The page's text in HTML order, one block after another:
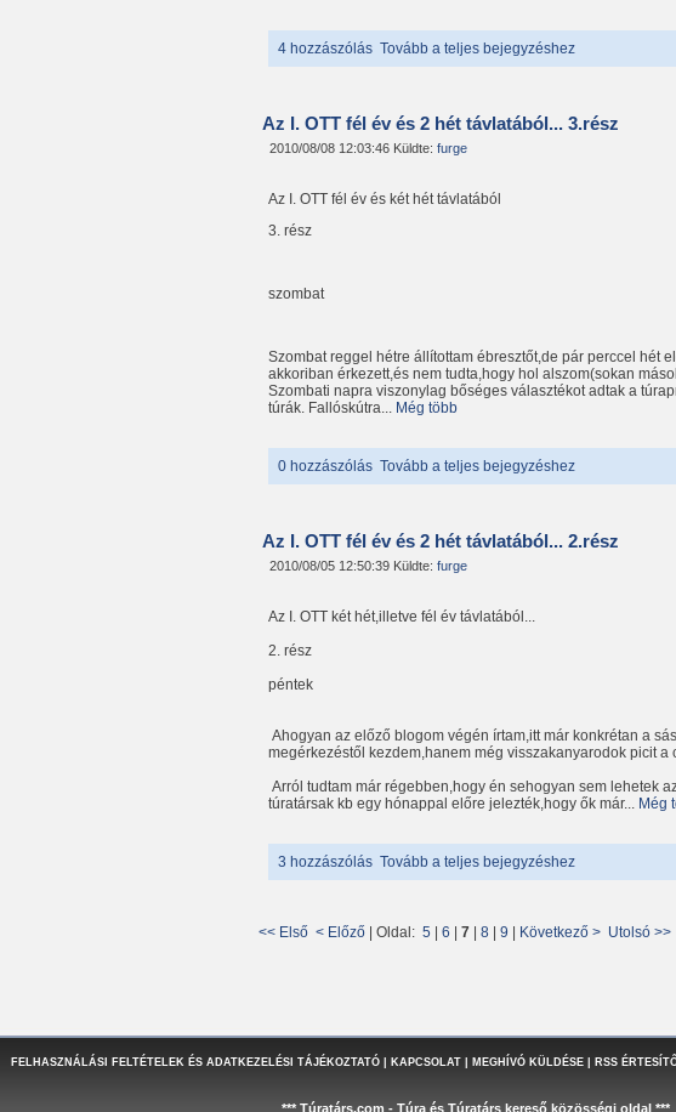
4 hozzászólás Tovább a teljes bejegyzéshez
Az I. OTT fél év és 2 hét távlatából... 3.rész
2010/08/08 12:03:46 Küldte: furge
Az I. OTT fél év és két hét távlatából
3. rész
szombat
Szombat reggel hétre állítottam ébresztőt,de pár perccel hét
akkoriban érkezett,és nem tudta,hogy hol alszom(sokan
Szombati napra viszonylag bőséges választékot adtak a
túrák. Fallóskútra... Még több
0 hozzászólás Tovább a teljes bejegyzéshez
Az I. OTT fél év és 2 hét távlatából... 2.rész
2010/08/05 12:50:39 Küldte: furge
Az I. OTT két hét,illetve fél év távlatából...
2. rész
péntek
Ahogyan az előző blogom végén írtam,itt már konkrétan a
megérkezéstől kezdem,hanem még visszakanyarodok picit a
Arról tudtam már régebben,hogy én sehogyan sem lehetek
túratársak kb egy hónappal előre jelezték,hogy ők már... Még
3 hozzászólás Tovább a teljes bejegyzéshez
<< Első < Előző | Oldal: 5 6 7 8 9 Következő > Utolsó >>
FELHASZNÁLÁSI FELTÉTELEK ÉS ADATKEZELÉSI TÁJÉKOZTATÓ| KAPCSOLAT| MEGHÍVÓ KÜLDÉSE| RSS
*** Túratárs.com - Túra és Túratárs kereső közösségi oldal ***